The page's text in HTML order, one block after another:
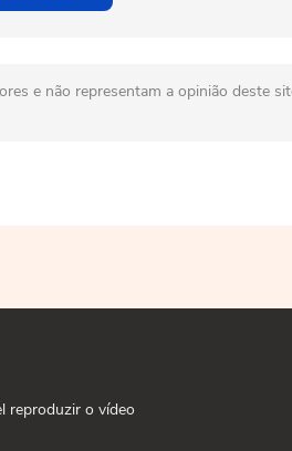
e não representam a opinião deste
reproduzir o vídeo